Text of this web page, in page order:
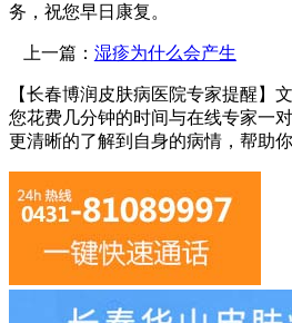
务，祝您早日康复。
上一篇： 湿疹为什么会产生
【长春博润皮肤病医院专家提醒】
您花费几分钟的时间与在线专家一
更清晰的了解到自身的病情，帮助